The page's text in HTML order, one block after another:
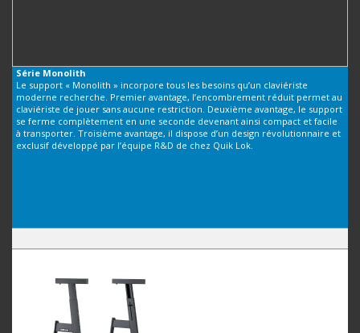
Série Monolith
Le support « Monolith » incorpore tous les besoins qu’un claviériste
moderne recherche. Premier avantage, l’encombrement réduit permet au
claviériste de jouer sans aucune restriction. Deuxième avantage, le support
se ferme complètement en une seconde devenant ainsi compact et facile
à transporter. Troisième avantage, il dispose d’un design révolutionnaire et
exclusif développé par l’équipe R&D de chez Quik Lok.